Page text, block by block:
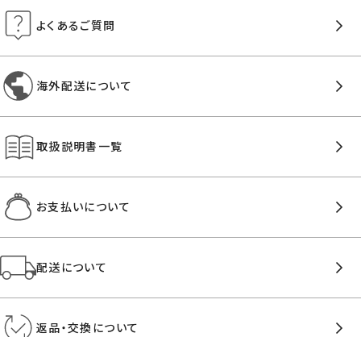
よくあるご質問
海外配送について
取扱説明書一覧
お支払いについて
配送について
返品・交換について